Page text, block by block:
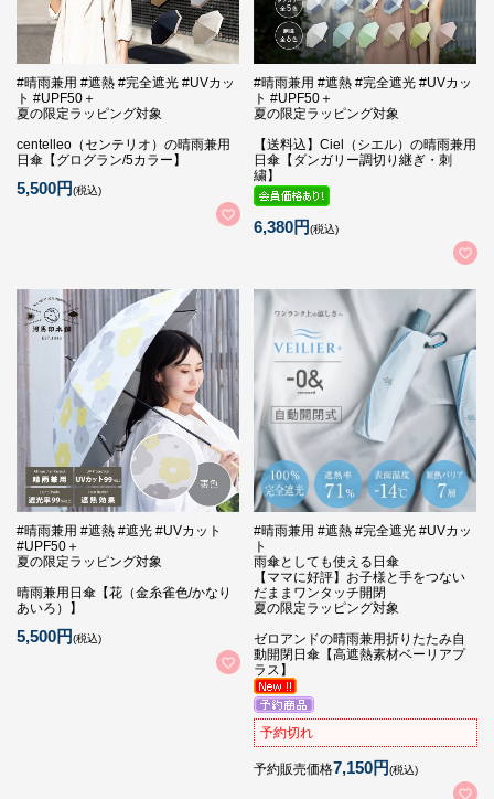
#晴雨兼用 #遮熱 #完全遮光 #UVカッ
ト #UPF50＋
夏の限定ラッピング対象
centelleo（センテリオ）の晴雨兼用
日傘【グログラン/5カラー】
5,500円(税込)
#晴雨兼用 #遮熱 #完全遮光 #UVカッ
ト #UPF50＋
夏の限定ラッピング対象
【送料込】Ciel（シエル）の晴雨兼用
日傘【ダンガリー調切り継ぎ・刺
繍】
6,380円(税込)
#晴雨兼用 #遮熱 #遮光 #UVカット
#UPF50＋
夏の限定ラッピング対象
晴雨兼用日傘【花（金糸雀色/かなり
あいろ）】
5,500円(税込)
#晴雨兼用 #遮熱 #完全遮光 #UVカッ
ト
雨傘としても使える日傘
【ママに好評】お子様と手をつない
だままワンタッチ開閉
夏の限定ラッピング対象
ゼロアンドの晴雨兼用折りたたみ自
動開閉日傘【高遮熱素材ベーリアプ
ラス】
予約切れ
予約販売価格7,150円(税込)